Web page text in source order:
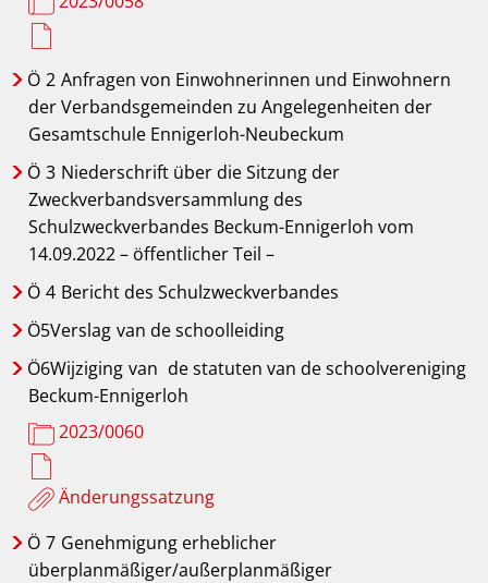
Ö 2 Anfragen von Einwohnerinnen und Einwohnern
der Verbandsgemeinden zu Angelegenheiten der
Gesamtschule Ennigerloh-Neubeckum
Ö 3 Niederschrift über die Sitzung der
Zweckverbandsversammlung des
Schulzweckverbandes Beckum-Ennigerloh vom
14.09.2022 – öffentlicher Teil –
Ö 4 Bericht des Schulzweckverbandes
Ö5Verslag van de schoolleiding
Ö6Wijziging van de statuten van de schoolvereniging
Beckum-Ennigerloh
2023/0060
Änderungssatzung
Ö 7 Genehmigung erheblicher
überplanmäßiger/außerplanmäßiger